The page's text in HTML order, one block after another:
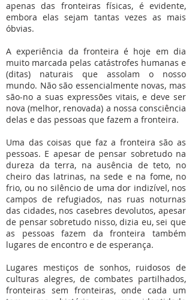
apenas das fronteiras físicas, é evidente,
embora elas sejam tantas vezes as mais
óbvias.
A experiência da fronteira é hoje em dia
muito marcada pelas catástrofes humanas e
(ditas) naturais que assolam o nosso
mundo. Não são essencialmente novas, mas
são-no a suas expressões vitais, e deve ser
nova (melhor, renovada) a nossa consciência
delas e das pessoas que fazem a fronteira.
Uma das coisas que faz a fronteira são as
pessoas. E apesar de pensar sobretudo na
dureza da terra, na ausência de teto, no
cheiro das latrinas, na sede e na fome, no
frio, ou no silêncio de uma dor indizível, nos
campos de refugiados, nas ruas noturnas
das cidades, nos casebres devolutos, apesar
de pensar sobretudo nisso, dizia eu, sei que
as pessoas fazem da fronteira também
lugares de encontro e de esperança.
Lugares mestiços de sonhos, ruidosos de
culturas alegres, de combates partilhados,
fronteiras sem fronteiras, onde cada um